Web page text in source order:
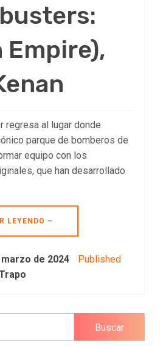
Empire),
regresa al lugar donde
parque de bomberos de
equipo con los
que han desarrollado
LEYENDO –
de 2024
Published